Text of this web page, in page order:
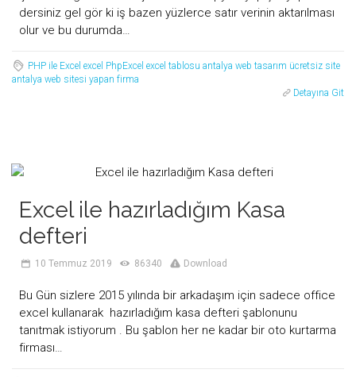
dersiniz gel gör ki iş bazen yüzlerce satır verinin aktarılması
olur ve bu durumda…
PHP ile Excel excel PhpExcel excel tablosu antalya web tasarım ücretsiz site
antalya web sitesi yapan firma
Detayına Git
Excel ile hazırladığım Kasa
defteri
10 Temmuz 2019 86340 Download
Bu Gün sizlere 2015 yılında bir arkadaşım için sadece office
excel kullanarak hazırladığım kasa defteri şablonunu
tanıtmak istiyorum . Bu şablon her ne kadar bir oto kurtarma
firması…